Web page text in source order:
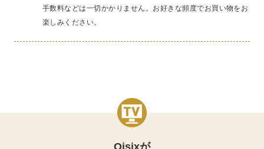
手数料などは一切かかりません。お好きな頻度でお買い物をお
楽しみください。